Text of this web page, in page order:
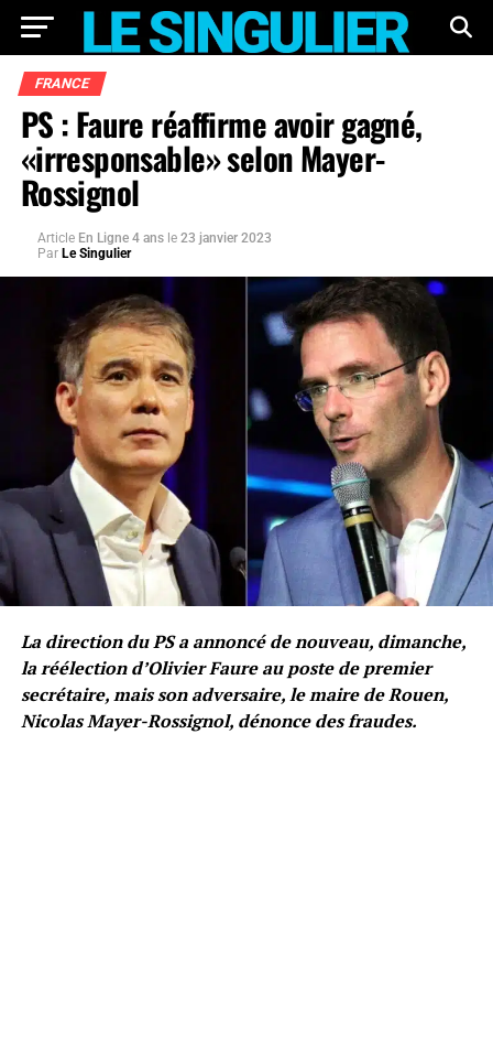
FRANCE
PS : Faure réaffirme avoir gagné,
«irresponsable» selon Mayer-
Rossignol
Article En Ligne 4 ans le 23 janvier 2023
Par Le Singulier
La direction du PS a annoncé de nouveau, dimanche,
la réélection d’Olivier Faure au poste de premier
secrétaire, mais son adversaire, le maire de Rouen,
Nicolas Mayer-Rossignol, dénonce des fraudes.